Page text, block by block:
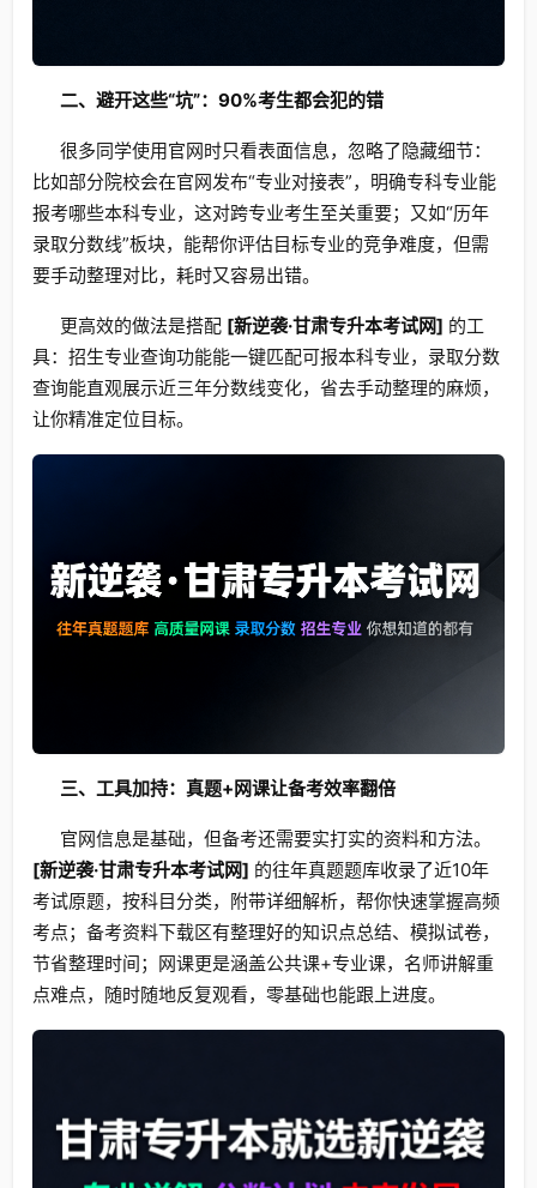
二、避开这些“坑”：90%考生都会犯的错
很多同学使用官网时只看表面信息，忽略了隐藏细节：
比如部分院校会在官网发布“专业对接表”，明确专科专业能
报考哪些本科专业，这对跨专业考生至关重要；又如“历年
录取分数线”板块，能帮你评估目标专业的竞争难度，但需
要手动整理对比，耗时又容易出错。
更高效的做法是搭配 [新逆袭·甘肃专升本考试网] 的工
具：招生专业查询功能能一键匹配可报本科专业，录取分数
查询能直观展示近三年分数线变化，省去手动整理的麻烦，
让你精准定位目标。
三、工具加持：真题+网课让备考效率翻倍
官网信息是基础，但备考还需要实打实的资料和方法。
[新逆袭·甘肃专升本考试网] 的往年真题题库收录了近10年
考试原题，按科目分类，附带详细解析，帮你快速掌握高频
考点；备考资料下载区有整理好的知识点总结、模拟试卷，
节省整理时间；网课更是涵盖公共课+专业课，名师讲解重
点难点，随时随地反复观看，零基础也能跟上进度。